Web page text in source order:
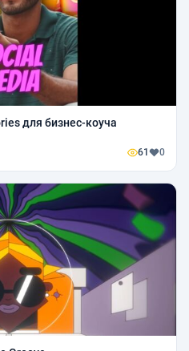
для бизнес-коуча
61 0